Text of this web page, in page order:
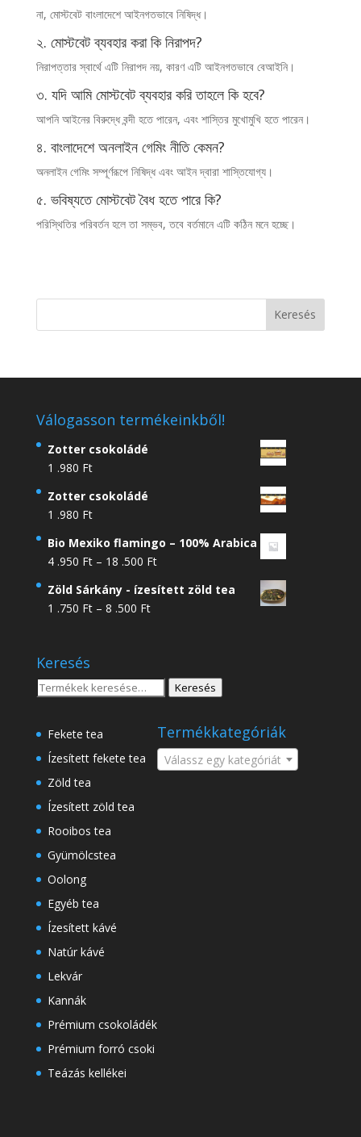
না, মোস্টবেট বাংলাদেশে আইনগতভাবে নিষিদ্ধ।
২. মোস্টবেট ব্যবহার করা কি নিরাপদ?
নিরাপত্তার স্বার্থে এটি নিরাপদ নয়, কারণ এটি আইনগতভাবে বেআইনি।
৩. যদি আমি মোস্টবেট ব্যবহার করি তাহলে কি হবে?
আপনি আইনের বিরুদ্ধে বন্দী হতে পারেন, এবং শাস্তির মুখোমুখি হতে পারেন।
৪. বাংলাদেশে অনলাইন গেমিং নীতি কেমন?
অনলাইন গেমিং সম্পূর্ণরূপে নিষিদ্ধ এবং আইন দ্বারা শাস্তিযোগ্য।
৫. ভবিষ্যতে মোস্টবেট বৈধ হতে পারে কি?
পরিস্থিতির পরিবর্তন হলে তা সম্ভব, তবে বর্তমানে এটি কঠিন মনে হচ্ছে।
Válogasson termékeinkből!
Zotter csokoládé
1 .980 Ft
Zotter csokoládé
1 .980 Ft
Bio Mexiko flamingo – 100% Arabica
4 .950 Ft – 18 .500 FtÁrtartomány:
.950 Ft
Zöld Sárkány - ízesített zöld tea
1 .750 Ft – 8 .500 FtÁrtartomány:
8
.500 Ft
Keresés
Keresés
Keresés
Fekete tea
Ízesített fekete tea
Zöld tea
Ízesített zöld tea
Rooibos tea
Gyümölcstea
Oolong
Egyéb tea
Ízesített kávé
Natúr kávé
Lekvár
Kannák
Prémium csokoládék
Prémium forró csoki
Teázás kellékei
Termékkategóriák
Válassz egy kategóriát